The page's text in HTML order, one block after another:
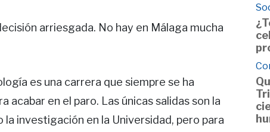
arriesgada. No hay en Málaga mucha
es una carrera que siempre se ha
en el paro. Las únicas salidas son la
investigación en la Universidad, pero para